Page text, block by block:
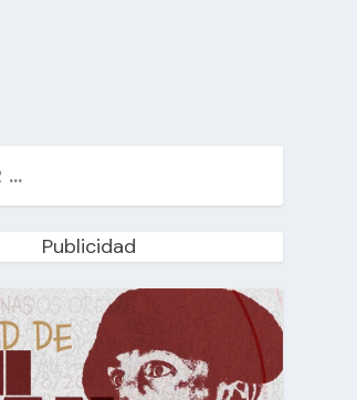
Publicidad